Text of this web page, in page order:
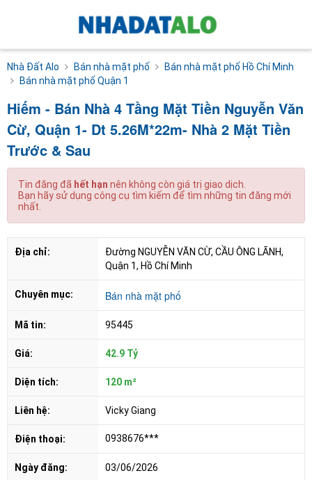
Nhà Đất Alo Bán nhà mặt phố
Bán nhà mặt phố Hồ Chí Minh
Bán nhà mặt phố Quận 1
Hiếm - Bán Nhà 4 Tầng Mặt Tiền Nguyễn Văn
Cừ, Quận 1- Dt 5.26M*22m- Nhà 2 Mặt Tiền
Trước & Sau
Tin đăng đã hết hạn nên không còn giá trị giao dịch.
Bạn hãy sử dụng công cụ tìm kiếm để tìm những tin đăng mới
nhất.
Địa chỉ:
Đường NGUYỄN VĂN CỪ, CẦU ÔNG LÃNH,
Quận 1, Hồ Chí Minh
Chuyên mục: Bán nhà mặt phố
Mã tin: 95445
Giá: 42.9 Tỷ
Diện tích: 120 m²
Liên hệ: Vicky Giang
Điện thoại: 0938676***
Ngày đăng: 03/06/2026